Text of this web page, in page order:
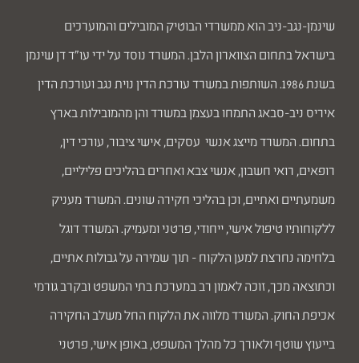
שינמן-נגב-ניב הוא ממשרדי הבוטיק המובילים והמוערכים
בישראל בתחום הצווארון הלבן. המשרד נוסד על ידי עו"ד דן שינמן
בשנת 1986. השותפות במשרד עורכת הדין נוית נגב ועורכת הדין
איריס ניב-סבאג התמחו בעצמן במשרד והן מהמובילות בארץ
בתחום. המשרד מייצג אנשי עסקים, אישי ציבור, עורכי דין,
רופאים, רואי חשבון, אנשי צבא ואחרים בהליכים פליליים,
משמעתיים ואתיים, וכן בהליכי חקירה שונים. המשרד מעניק
ללקוחותיו טיפול אישי, ייחודי, פרטני ומעמיק. המשרד דוגל
בלחימה נחרצת למען הלקוח - תוך שמירה על גבולות אתיים,
וכתוצאה מכך, זוכה לאמון רב במערכת בתי המשפט ובקרב גורמי
אכיפת החוק. המשרד מלווה את הלקוח החל משלב החקירה
בייעוץ שוטף ולאורך כל מהלך המשפט, באופן אישי, פרטני